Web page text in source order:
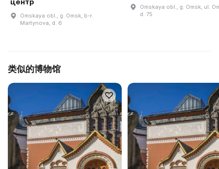
Omskaya obl., g. Omsk, b-r.
Martynova, d. 6
Omskaya obl., g. Omsk, ul.
d. 75
类似的博物馆